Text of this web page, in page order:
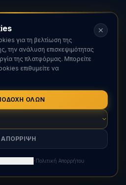
για τη βελτίωση της
την ανάλυση επισκεψιμότητας
της πλατφόρμας. Μπορείτε
επιθυμείτε να
ΌΛΩΝ
ΑΠΌΡΡΙΨΗ
·Πολιτική Απορρήτου